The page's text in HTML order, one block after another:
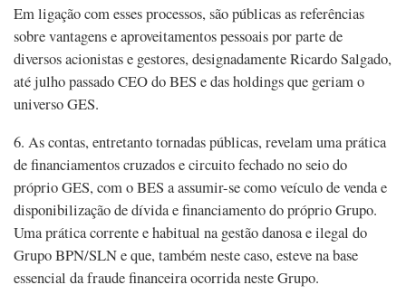
Em ligação com esses processos, são públicas as referências
sobre vantagens e aproveitamentos pessoais por parte de
diversos acionistas e gestores, designadamente Ricardo Salgado,
até julho passado CEO do BES e das holdings que geriam o
universo GES.
6. As contas, entretanto tornadas públicas, revelam uma prática
de financiamentos cruzados e circuito fechado no seio do
próprio GES, com o BES a assumir-se como veículo de venda e
disponibilização de dívida e financiamento do próprio Grupo.
Uma prática corrente e habitual na gestão danosa e ilegal do
Grupo BPN/SLN e que, também neste caso, esteve na base
essencial da fraude financeira ocorrida neste Grupo.